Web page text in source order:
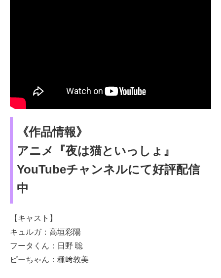
《作品情報》
アニメ『夜は猫といっしょ』
YouTubeチャンネルにて好評配信
中
【キャスト】
キュルガ：高垣彩陽
フータくん：日野 聡
ピーちゃん：種﨑敦美